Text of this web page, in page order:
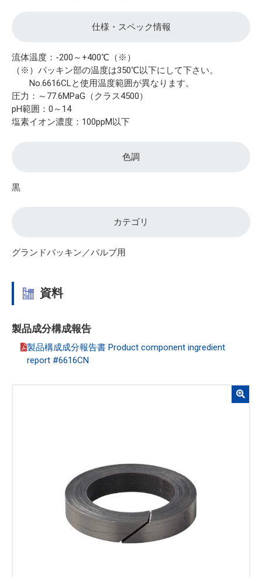
仕様・スペック情報
流体温度：-200～+400℃（※）
（※）パッキン部の温度は350℃以下にして下さい。
No.6616CLと使用温度範囲が異なります。
圧力：～77.6MPaG（クラス4500）
pH範囲：0～14
塩素イオン濃度：100ppM以下
色調
黒
カテゴリ
グランドパッキン／バルブ用
資料
製品成分構成報告
製品構成成分報告書 Product component ingredient
report #6616CN